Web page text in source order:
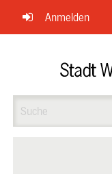
Navigation
überspringen
Anmelden